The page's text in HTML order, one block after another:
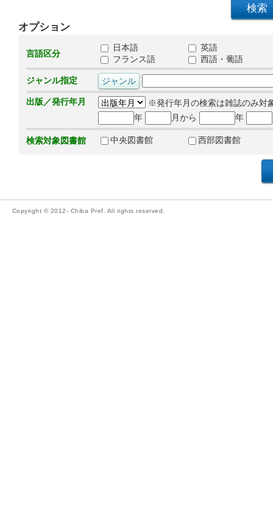
オプション
言語区分
日本語
英語
フランス語
西語・葡語
ジャンル指定
出版／発行年月
※発行年月の検索は雑誌のみ対
年
月から 年
検索対象図書館 中央図書館 西部図書館
Copyright © 2012- Chiba Pref. All rights reserved.